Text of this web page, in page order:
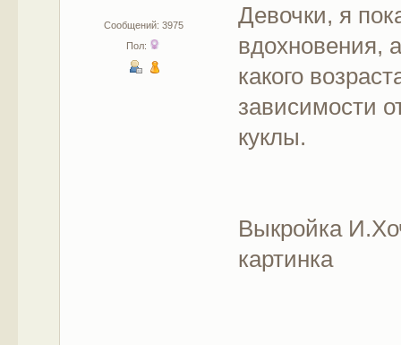
Сообщений: 3975
Пол:
Девочки, я
вдохновения,
какого
зависимости
куклы.
Выкройка
картинка